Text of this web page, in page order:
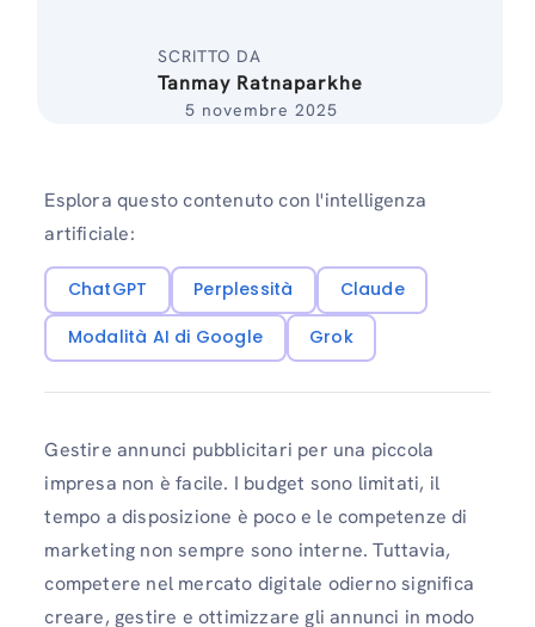
SCRITTO DA
Tanmay Ratnaparkhe
5 novembre 2025
Esplora questo contenuto con l'intelligenza
artificiale:
ChatGPT Perplessità
Claude
Modalità AI di Google
Grok
Gestire annunci pubblicitari per una piccola
impresa non è facile. I budget sono limitati, il
tempo a disposizione è poco e le competenze di
marketing non sempre sono interne. Tuttavia,
competere nel mercato digitale odierno significa
creare, gestire e ottimizzare gli annunci in modo